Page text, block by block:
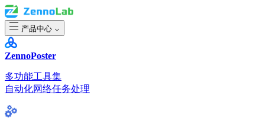
产品中心
ZennoPoster
多功能工具集
自动化网络任务处理